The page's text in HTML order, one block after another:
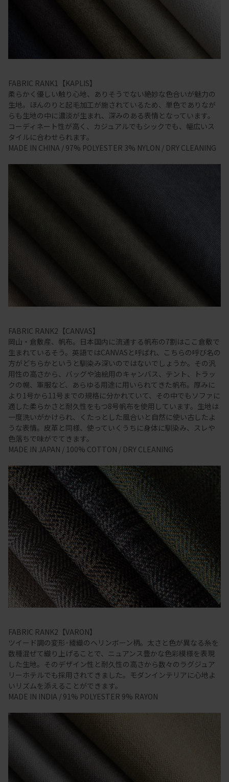
FABRIC RANK1【KAPLIS】
柔らかく優しい触り心地、ありそうでない絶妙な色合いが魅力の
生地。ほんのりと起毛加工が施されているため、単色でありなが
らも生地の中に濃淡が生まれ、深みのある表情となっています。
コーディネート性が高く、カジュアルでもシックでも、幅広いス
タイルに合わせられます。
MADE IN CHINA / 97% POLYESTER 3% NYLON / DRY CLEANING
FABRIC RANK2【CANVAS】
岡山・倉敷産、帆布。日本国内に流通する帆布の7割はここ倉敷で
生まれているそう。英語ではCANVASと呼ばれ、こちらの呼び名の
方がどちらかというと馴染み深いのではないでしょうか。その汎
用性の高さから、バッグや油絵用のキャンバス、テント、トラッ
クの幌、軍服など、あらゆる用途に用いられてきた帆布。厚みに
より1号から11号までの規格に分かれていて、その中でもソファに
適した柔らかさと耐久性をもつ8号帆布を使用しています。生地は
一度洗いがかけられ、くたっとした風合いと自然に使い古したよ
うな表情。皮革と同様、使っていくうちに身体に馴染み、スレや
色落ちで味がでてきます。
MADE IN JAPAN / 100% COTTON / DRY CLEANING
FABRIC RANK2【VARON】
ツイード調の変形･綾織のヘリンボーン柄。太さと色が異なる糸を
数種混ぜて織り上げることで、ニュアンス豊かな色彩模様を表現
した生地。そのデザイン性と耐久性の高さから数々のラグジュア
リーホテルでも採用されてきました。モダンインテリアに心地よ
いリズムを添えることができます。
MADE IN INDIA / 91% POLYESTER 9% RAYON